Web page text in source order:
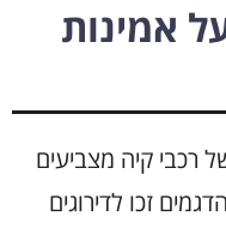
אמינות
רכבי קיה מצביעים
זכו לדירוגים